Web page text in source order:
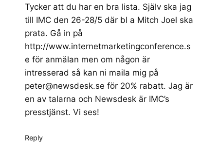
Tycker att du har en bra lista. Själv ska jag
till IMC den 26-28/5 där bl a Mitch Joel ska
prata. Gå in på
http://www.internetmarketingconference.s
e för anmälan men om någon är
intresserad så kan ni maila mig på
peter@newsdesk.se för 20% rabatt. Jag är
en av talarna och Newsdesk är IMC’s
presstjänst. Vi ses!
Reply